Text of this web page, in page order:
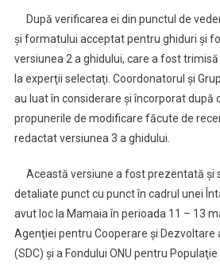
După verificarea ei din punctul de
şi formatului acceptat pentru ghiduri şi
versiunea 2 a ghidului, care a fost
la experţii selectaţi. Coordonatorul şi
au luat în considerare şi încorporat după
propunerile de modificare făcute de
redactat versiunea 3 a ghidului.
Această versiune a fost prezentată şi
detaliate punct cu punct în cadrul unei
avut loc la Mamaia în perioada 11 – 13
Agenţiei pentru Cooperare şi Dezvoltare
(SDC) şi a Fondului ONU pentru